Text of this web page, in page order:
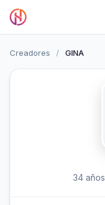
Creadores / GINA
34 años